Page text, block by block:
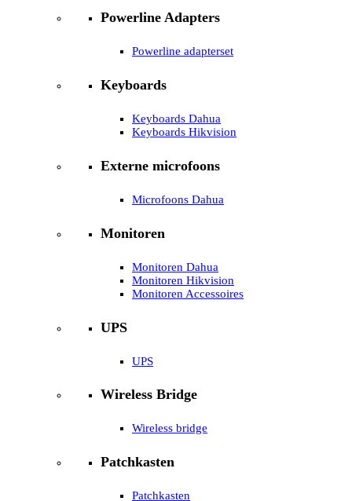
Powerline Adapters
Powerline adapterset
Keyboards
Keyboards Dahua
Keyboards Hikvision
Externe microfoons
Microfoons Dahua
Monitoren
Monitoren Dahua
Monitoren Hikvision
Monitoren Accessoires
UPS
UPS
Wireless Bridge
Wireless bridge
Patchkasten
Patchkasten